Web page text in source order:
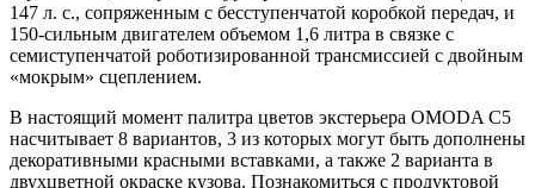
147 л. с., сопряженным с бесступенчатой коробкой передач, и
150-сильным двигателем объемом 1,6 литра в связке с
семиступенчатой роботизированной трансмиссией с двойным
«мокрым» сцеплением.
В настоящий момент палитра цветов экстерьера OMODA C5
насчитывает 8 вариантов, 3 из которых могут быть дополнены
декоративными красными вставками, а также 2 варианта в
двухцветной окраске кузова. Познакомиться с продуктовой